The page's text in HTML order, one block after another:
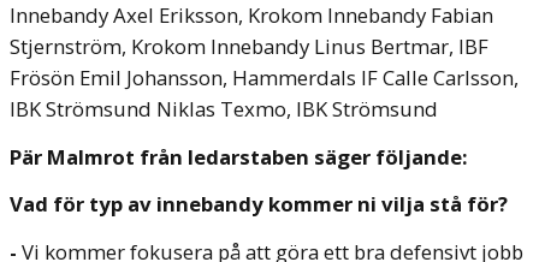
InnebandyAxel Eriksson, Krokom Innebandy Fabian
Stjernström, Krokom Innebandy Linus Bertmar, IBF
Frösön Emil Johansson, Hammerdals IFCalle Carlsson,
IBK Strömsund Niklas Texmo, IBK Strömsund
Pär Malmrot från ledarstaben säger följande:
Vad för typ av innebandy kommer ni vilja stå för?
- Vi kommer fokusera på att göra ett bra defensivt jobb